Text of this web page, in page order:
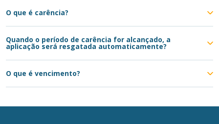
O que é carência?
Quando o período de carência for alcançado, a
aplicação será resgatada automaticamente?
O que é vencimento?